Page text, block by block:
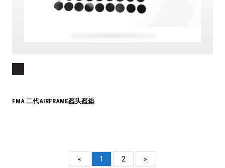
FMA 二代AIRFRAME盔头盔垫
« 1 2 »